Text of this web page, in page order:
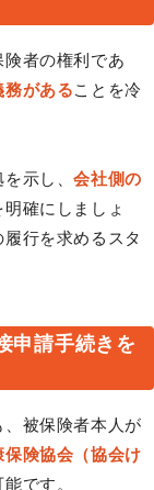
者の権利であ
務があることを冷
を示し、会社側の
明確にしましょ
行を求めるスタ
申請手続きを
被保険者本人が
保険協会（協会け
です。